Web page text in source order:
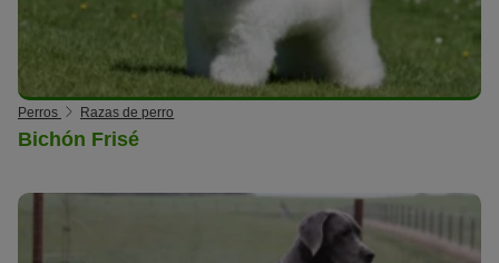
Perros Razas de perro
Bichón Frisé